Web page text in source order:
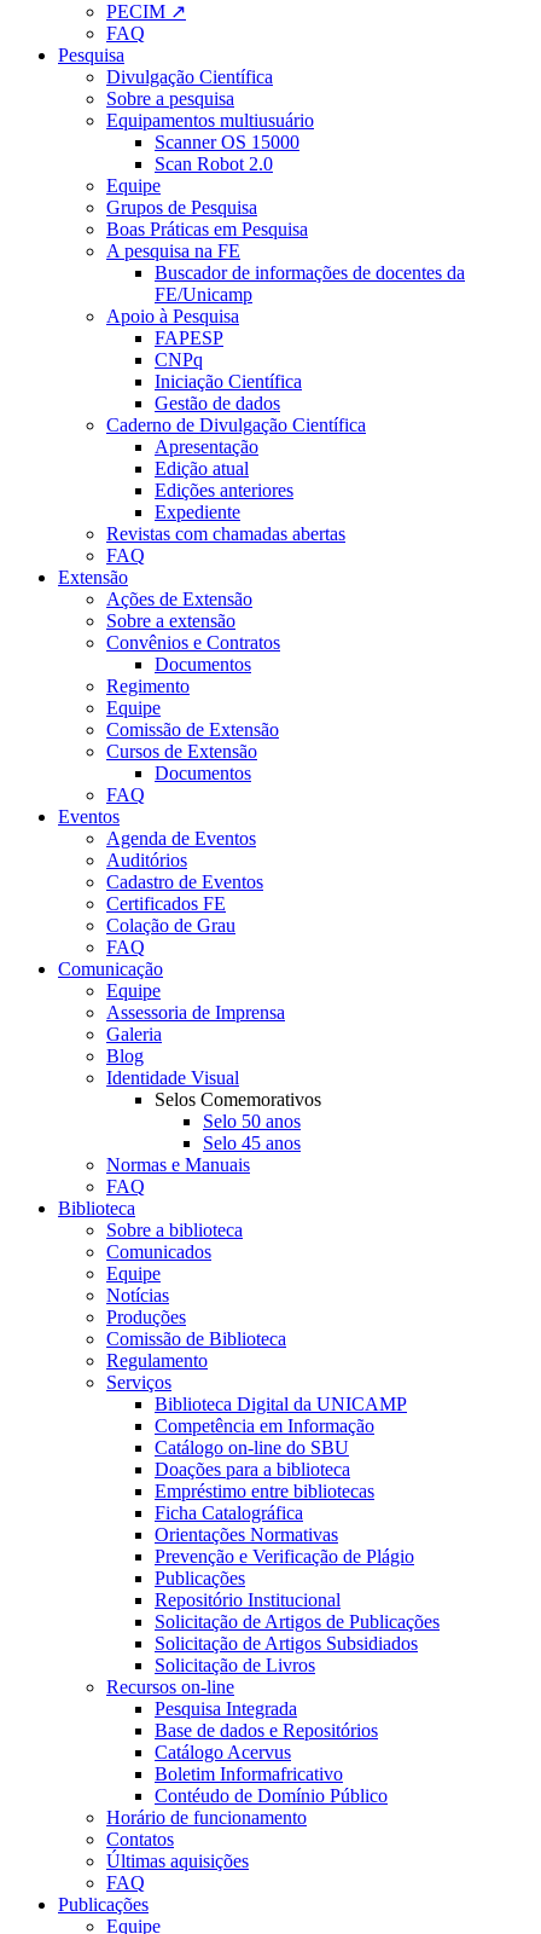
PECIM ↗
FAQ
Pesquisa
Divulgação Científica
Sobre a pesquisa
Equipamentos multiusuário
Scanner OS 15000
Scan Robot 2.0
Equipe
Grupos de Pesquisa
Boas Práticas em Pesquisa
A pesquisa na FE
Buscador de informações de docentes da
FE/Unicamp
Apoio à Pesquisa
FAPESP
CNPq
Iniciação Científica
Gestão de dados
Caderno de Divulgação Científica
Apresentação
Edição atual
Edições anteriores
Expediente
Revistas com chamadas abertas
FAQ
Extensão
Ações de Extensão
Sobre a extensão
Convênios e Contratos
Documentos
Regimento
Equipe
Comissão de Extensão
Cursos de Extensão
Documentos
FAQ
Eventos
Agenda de Eventos
Auditórios
Cadastro de Eventos
Certificados FE
Colação de Grau
FAQ
Comunicação
Equipe
Assessoria de Imprensa
Galeria
Blog
Identidade Visual
Selos Comemorativos
Selo 50 anos
Selo 45 anos
Normas e Manuais
FAQ
Biblioteca
Sobre a biblioteca
Comunicados
Equipe
Notícias
Produções
Comissão de Biblioteca
Regulamento
Serviços
Biblioteca Digital da UNICAMP
Competência em Informação
Catálogo on-line do SBU
Doações para a biblioteca
Empréstimo entre bibliotecas
Ficha Catalográfica
Orientações Normativas
Prevenção e Verificação de Plágio
Publicações
Repositório Institucional
Solicitação de Artigos de Publicações
Solicitação de Artigos Subsidiados
Solicitação de Livros
Recursos on-line
Pesquisa Integrada
Base de dados e Repositórios
Catálogo Acervus
Boletim Informafricativo
Contéudo de Domínio Público
Horário de funcionamento
Contatos
Últimas aquisições
FAQ
Publicações
Equipe